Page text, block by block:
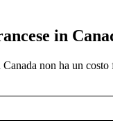
in
non ha un